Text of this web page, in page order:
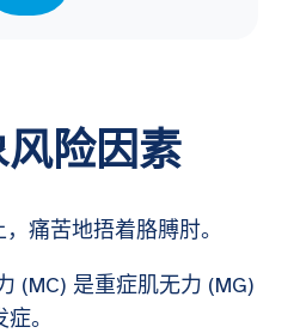
险因素
(MC) 是重症肌无力 (MG)
。